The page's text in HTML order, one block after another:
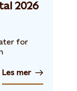
2026
for
Les mer